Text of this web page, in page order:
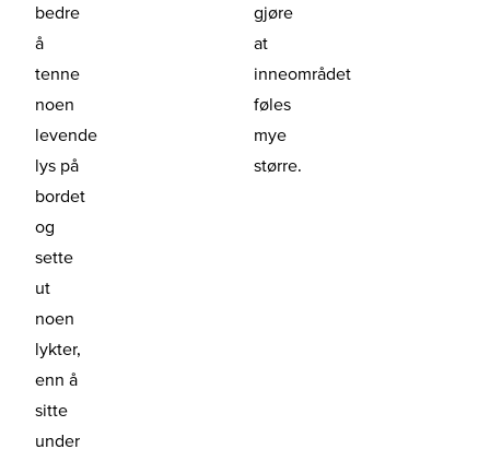
bedre
å
tenne
noen
levende
lys på
bordet
og
sette
ut
noen
lykter,
enn å
sitte
under
gjøre
at
inneområdet
føles
mye
større.